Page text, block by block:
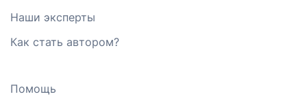
Наши эксперты
Как стать автором?
Помощь